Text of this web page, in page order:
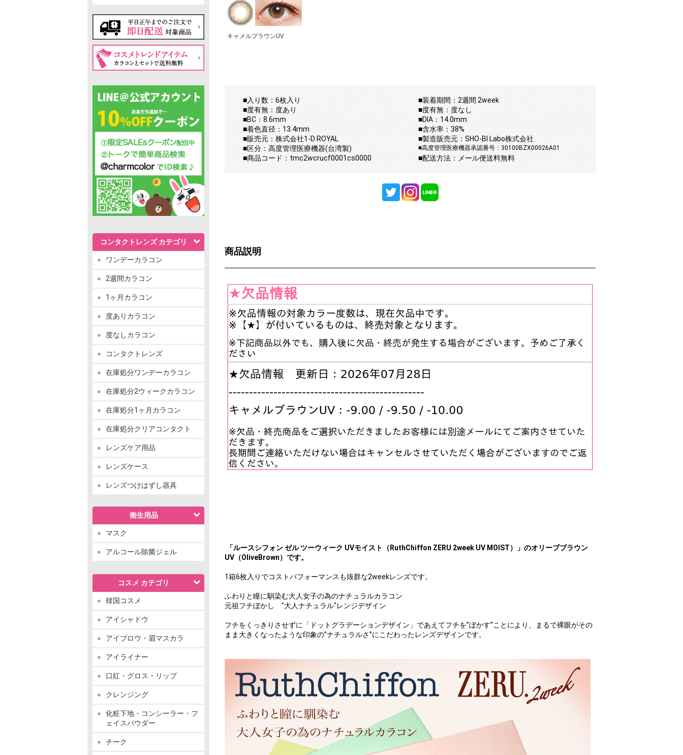
コンタクトレンズ カテゴリ
ワンデーカラコン
2週間カラコン
1ヶ月カラコン
度ありカラコン
度なしカラコン
コンタクトレンズ
在庫処分ワンデーカラコン
在庫処分2ウィークカラコン
在庫処分1ヶ月カラコン
在庫処分クリアコンタクト
レンズケア用品
レンズケース
レンズつけはずし器具
衛生用品
マスク
アルコール除菌ジェル
コスメ カテゴリ
韓国コスメ
アイシャドウ
アイブロウ・眉マスカラ
アイライナー
口紅・グロス・リップ
クレンジング
化粧下地・コンシーラー・フ
ェイスパウダー
チーク
キャメルブラウンUV
■入り数：6枚入り
■装着期間：2週間 2week
■度有無：度あり
■度有無：度なし
■BC：8.6mm
■DIA：14.0mm
■着色直径：13.4mm
■含水率：38%
■販売元：株式会社1-D ROYAL
■製造販売元：SHO-BI Labo株式会社
■区分：高度管理医療機器(台湾製)
■高度管理医療機器承認番号：30100BZX00026A01
■商品コード：tmc2wcrucf0001cs0000 ■配送方法：メール便送料無料
商品説明
「ルースシフォン ゼル ツーウィーク UVモイスト（RuthChiffon ZERU 2week UV MOIST）」のオリーブブラウン
UV（OliveBrown）です。
1箱6枚入りでコストパフォーマンスも抜群な2weekレンズです。
ふわりと瞳に馴染む大人女子の為のナチュラルカラコン
元祖フチぼかし "大人ナチュラル"レンジデザイン
フチをくっきりさせずに「ドットグラデーションデザイン」であえてフチを”ぼかす”ことにより、まるで裸眼がその
まま大きくなったような印象の”ナチュラルさ”にこだわったレンズデザインです。